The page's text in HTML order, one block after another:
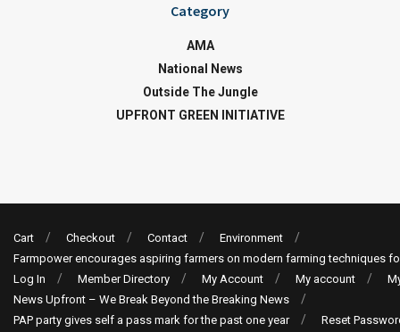
Category
AMA
National News
Outside The Jungle
UPFRONT GREEN INITIATIVE
Cart Checkout Contact
Environment
Farmpower encourages aspiring farmers on modern farming techniques
Log In
Member Directory My Account My account
News Upfront – We Break Beyond the Breaking News
PAP party gives self a pass mark for the past one year
Reset